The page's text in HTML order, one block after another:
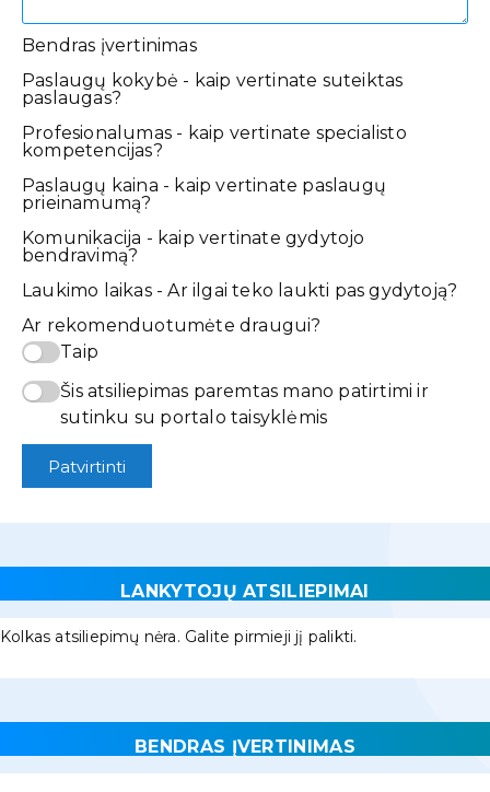
Bendras įvertinimas
Paslaugų kokybė - kaip vertinate suteiktas
paslaugas?
Profesionalumas - kaip vertinate specialisto
kompetencijas?
Paslaugų kaina - kaip vertinate paslaugų
prieinamumą?
Komunikacija - kaip vertinate gydytojo
bendravimą?
Laukimo laikas - Ar ilgai teko laukti pas gydytoją?
Ar rekomenduotumėte draugui?
Taip
Šis atsiliepimas paremtas mano patirtimi ir
sutinku su portalo taisyklėmis
Patvirtinti
LANKYTOJŲ ATSILIEPIMAI
Kolkas atsiliepimų nėra. Galite pirmieji jį palikti.
BENDRAS ĮVERTINIMAS